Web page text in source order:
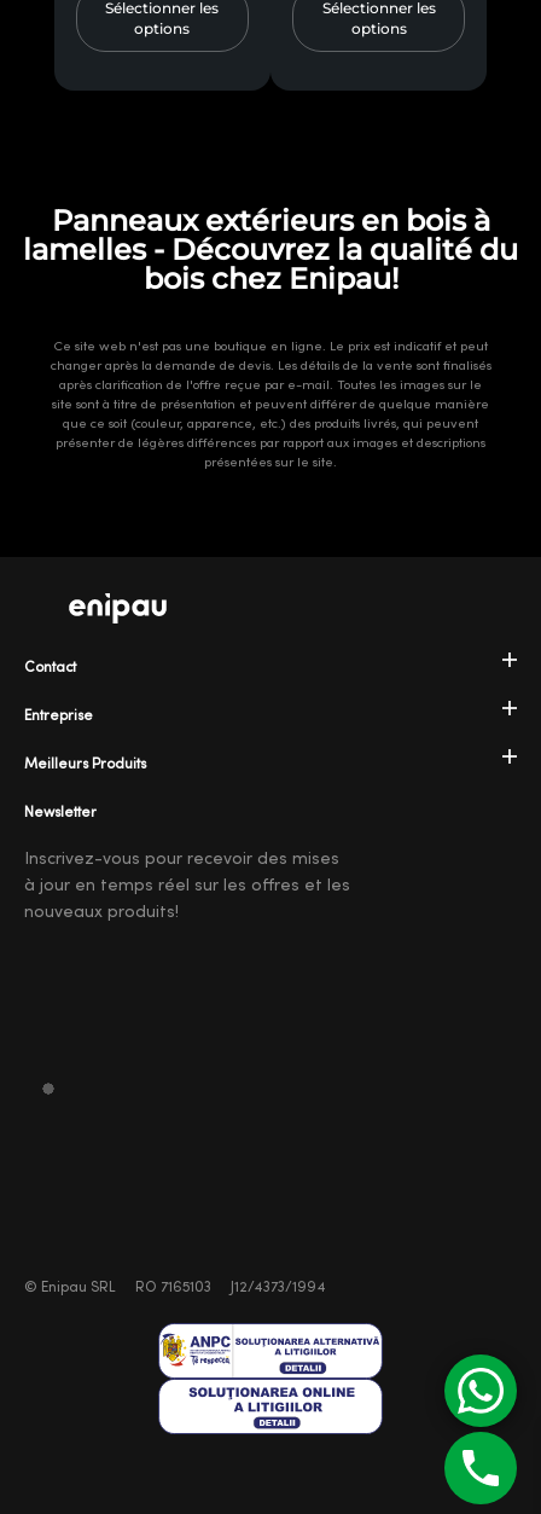
Sélectionner les
options
Sélectionner les
options
Panneaux extérieurs en bois à
lamelles - Découvrez la qualité du
bois chez Enipau!
Ce site web n'est pas une boutique en ligne. Le prix est indicatif et peut
changer après la demande de devis. Les détails de la vente sont finalisés
après clarification de l'offre reçue par e-mail. Toutes les images sur le
site sont à titre de présentation et peuvent différer de quelque manière
que ce soit (couleur, apparence, etc.) des produits livrés, qui peuvent
présenter de légères différences par rapport aux images et descriptions
présentées sur le site.
Entreprise
Meilleurs Produits
Contact
Newsletter
Inscrivez-vous pour recevoir des mises
à jour en temps réel sur les offres et les
nouveaux produits!
© Enipau SRL RO 7165103 J12/4373/1994